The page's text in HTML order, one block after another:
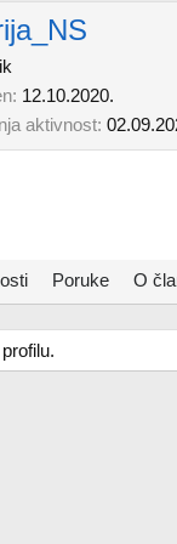
12.10.2020.
aktivnost
Poruke O